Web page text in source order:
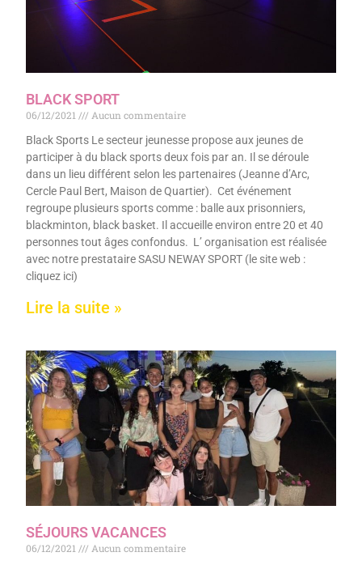
BLACK SPORT
06/12/2021
Aucun commentaire
Black Sports Le secteur jeunesse propose aux jeunes de
participer à du black sports deux fois par an. Il se déroule
dans un lieu différent selon les partenaires (Jeanne d’Arc,
Cercle Paul Bert, Maison de Quartier). Cet événement
regroupe plusieurs sports comme : balle aux prisonniers,
blackminton, black basket. Il accueille environ entre 20 et 40
personnes tout âges confondus. L’ organisation est réalisée
avec notre prestataire SASU NEWAY SPORT (le site web :
cliquez ici)
Lire la suite »
SÉJOURS VACANCES
06/12/2021
Aucun commentaire